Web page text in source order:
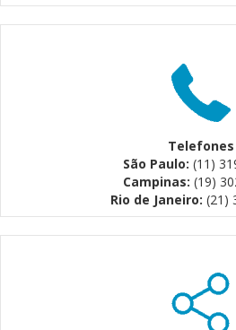
Telefones
São Paulo: (11)
Campinas: (19)
Rio de Janeiro: (21)